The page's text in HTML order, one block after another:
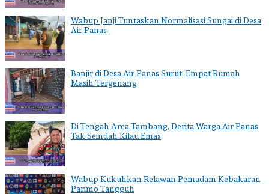
Wabup Janji Tuntaskan Normalisasi Sungai di Desa
Air Panas
Banjir di Desa Air Panas Surut, Empat Rumah
Masih Tergenang
Di Tengah Area Tambang, Derita Warga Air Panas
Tak Seindah Kilau Emas
Wabup Kukuhkan Relawan Pemadam Kebakaran
Parimo Tangguh